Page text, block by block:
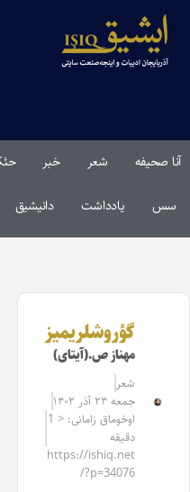
آنا صحیفه شعر خبر
سس یادداشت دانیشیق
گؤروشلریمیز
مهناز ص.(آیتای)
شعر
جمعه ۲۴ آذر ۱۴۰۲
اوخوماق زامانی: < 1
دقیقه
https://ishiq.net
/?p=34076